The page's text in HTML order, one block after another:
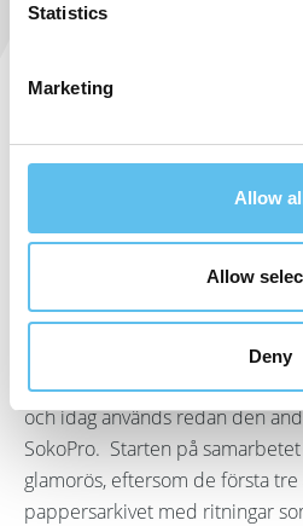
Statistics
Marketing
Allow
Allow
Deny
fastighetsbeståndet som
underhållsreparationer. För
datahanteringen avgörande.
ordning på fastighetsdata och
om alla projekt är tillgänglig för
kan hittas även årtionden senare.
Kesko och SokoPro inledde sitt
och idag används redan den
SokoPro. Starten på
glamorös, eftersom de första
pappersarkivet med ritningar